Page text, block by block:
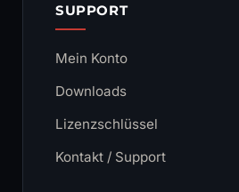
SUPPORT
Mein Konto
Downloads
Lizenzschlüssel
Kontakt / Support